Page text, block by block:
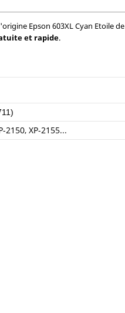
Epson 603XL Cyan Etoile de
et rapide.
2150, XP-2155...